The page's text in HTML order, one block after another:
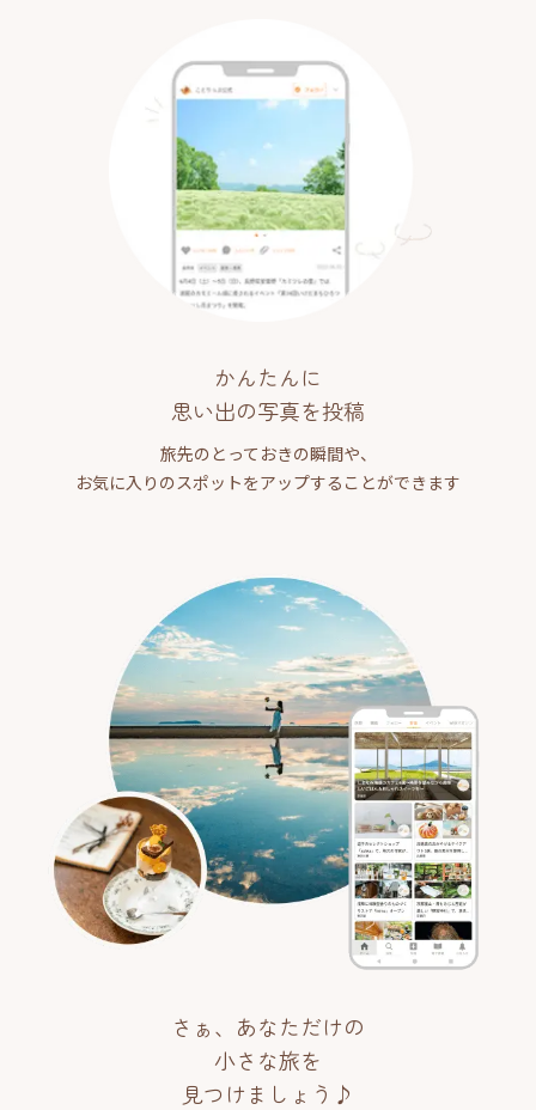
かんたんに
思い出の写真を投稿
旅先のとっておきの瞬間や、
お気に入りのスポットをアップすることができます
さぁ、あなただけの
小さな旅を
見つけましょう♪